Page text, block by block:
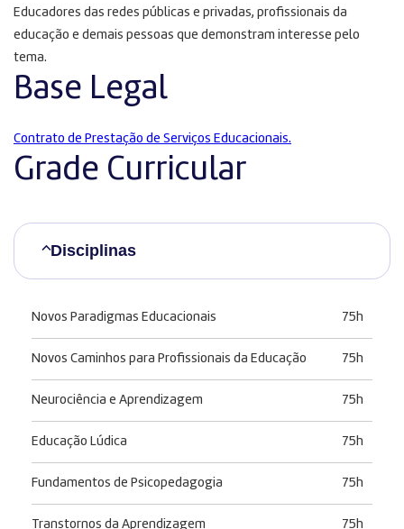
Educadores das redes públicas e privadas, profissionais da
educação e demais pessoas que demonstram interesse pelo
tema.
Base Legal
Contrato de Prestação de Serviços Educacionais.
Grade Curricular
Disciplinas
Novos Paradigmas Educacionais 75h
Novos Caminhos para Profissionais da Educação 75h
Neurociência e Aprendizagem 75h
Educação Lúdica 75h
Fundamentos de Psicopedagogia 75h
Transtornos da Aprendizagem 75h